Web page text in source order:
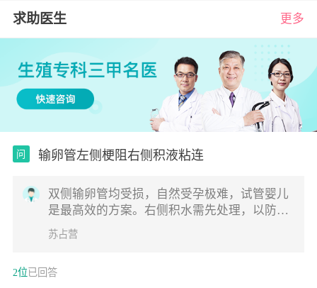
求助医生 更多
问 输卵管左侧梗阻右侧积液粘连
双侧输卵管均受损，自然受孕极难，试管婴儿
是最高效的方案。右侧积水需先处理，以防影
响后续胚胎着床。若计划做试管婴儿，通常建
议在移植前通过腹腔镜手术切除或结扎右侧积
坏，同时解除盆腔粘连。
苏占营
2位已回答